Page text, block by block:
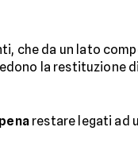
che da un lato
la restituzione
restare legati ad